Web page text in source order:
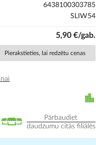
6438100303785
SLIW54
5,90 €/gab.
Pierakstieties, lai redzētu cenas
Pārbaudiet
daudzumu citās filiālēs